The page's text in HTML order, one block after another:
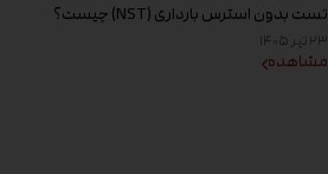
تست بدون استرس بارداری (NST) چیست؟
زمان انجام و تفسیر نتیجه
۲۳ تیر ۱۴۰۵
مشاهده